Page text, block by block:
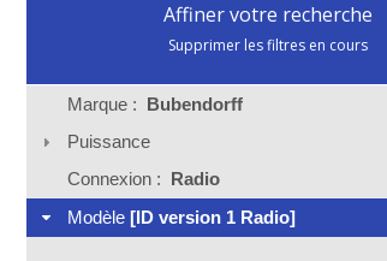
Affiner votre recherche
Supprimer les filtres en cours
Marque : Bubendorff
Puissance
Connexion : Radio
Modèle [ID version 1 Radio]